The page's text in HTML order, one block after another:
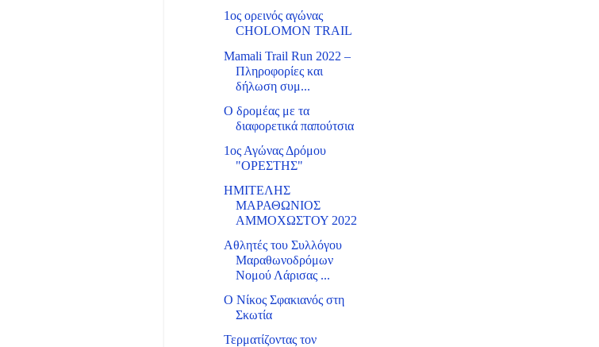
1ος ορεινός αγώνας
CHOLOMON TRAIL
Mamali Trail Run 2022 –
Πληροφορίες και
δήλωση συμ...
Ο δρομέας με τα
διαφορετικά παπούτσια
1ος Αγώνας Δρόμου
"ΟΡΕΣΤΗΣ"
ΗΜΙΤΕΛΗΣ
ΜΑΡΑΘΩΝΙΟΣ
ΑΜΜΟΧΩΣΤΟΥ 2022
Αθλητές του Συλλόγου
Μαραθωνοδρόμων
Νομού Λάρισας ...
Ο Νίκος Σφακιανός στη
Σκωτία
Τερματίζοντας τον